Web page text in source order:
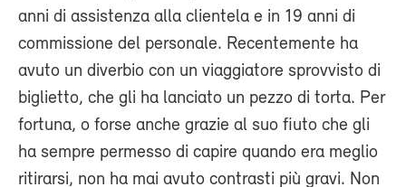
anni di assistenza alla clientela e in 19 anni di
commissione del personale. Recentemente ha
avuto un diverbio con un viaggiatore sprovvisto di
biglietto, che gli ha lanciato un pezzo di torta. Per
fortuna, o forse anche grazie al suo fiuto che gli
ha sempre permesso di capire quando era meglio
ritirarsi, non ha mai avuto contrasti più gravi. Non